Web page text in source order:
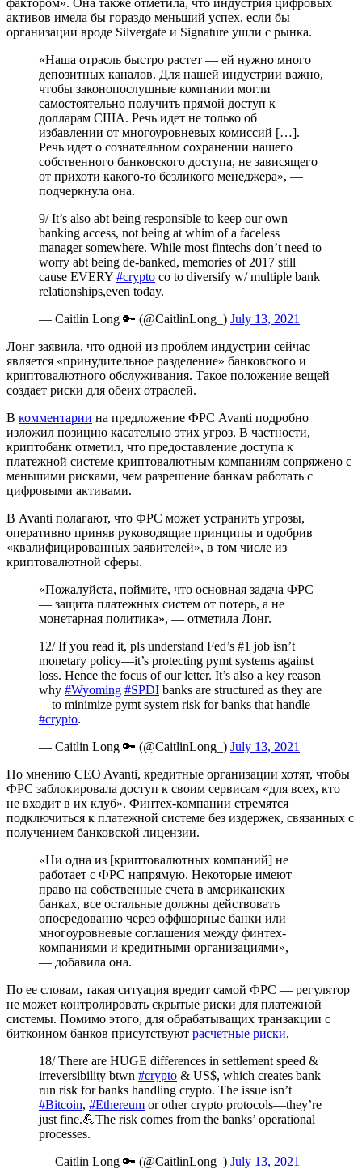
активов имела бы гораздо меньший успех, если бы
организации вроде Silvergate и Signature ушли с рынка.
«Наша отрасль быстро растет — ей нужно много
депозитных каналов. Для нашей индустрии важно,
чтобы законопослушные компании могли
самостоятельно получить прямой доступ к
долларам США. Речь идет не только об
избавлении от многоуровневых комиссий […].
Речь идет о сознательном сохранении нашего
собственного банковского доступа, не зависящего
от прихоти какого-то безликого менеджера», —
подчеркнула она.
9/ It’s also abt being responsible to keep our own
banking access, not being at whim of a faceless
manager somewhere. While most fintechs don’t need to
worry abt being de-banked, memories of 2017 still
cause EVERY #crypto co to diversify w/ multiple bank
relationships,even today.
— Caitlin Long 🔑 (@CaitlinLong_) July 13, 2021
Лонг заявила, что одной из проблем индустрии сейчас
является «принудительное разделение» банковского и
криптовалютного обслуживания. Такое положение вещей
создает риски для обеих отраслей.
В комментарии на предложение ФРС Avanti подробно
изложил позицию касательно этих угроз. В частности,
криптобанк отметил, что предоставление доступа к
платежной системе криптовалютным компаниям сопряжено с
меньшими рисками, чем разрешение банкам работать с
цифровыми активами.
В Avanti полагают, что ФРС может устранить угрозы,
оперативно приняв руководящие принципы и одобрив
«квалифицированных заявителей», в том числе из
криптовалютной сферы.
«Пожалуйста, поймите, что основная задача ФРС
— защита платежных систем от потерь, а не
монетарная политика», — отметила Лонг.
12/ If you read it, pls understand Fed’s #1 job isn’t
monetary policy—it’s protecting pymt systems against
loss. Hence the focus of our letter. It’s also a key reason
why #Wyoming #SPDI banks are structured as they are
—to minimize pymt system risk for banks that handle
#crypto.
— Caitlin Long 🔑 (@CaitlinLong_) July 13, 2021
По мнению CEO Avanti, кредитные организации хотят, чтобы
ФРС заблокировала доступ к своим сервисам «для всех, кто
не входит в их клуб». Финтех-компании стремятся
подключиться к платежной системе без издержек, связанных с
получением банковской лицензии.
«Ни одна из [криптовалютных компаний] не
работает с ФРС напрямую. Некоторые имеют
право на собственные счета в американских
банках, все остальные должны действовать
опосредованно через оффшорные банки или
многоуровневые соглашения между финтех-
компаниями и кредитными организациями»,
— добавила она.
По ее словам, такая ситуация вредит самой ФРС — регулятор
не может контролировать скрытые риски для платежной
системы. Помимо этого, для обрабатыващих транзакции с
биткоином банков присутствуют расчетные риски.
18/ There are HUGE differences in settlement speed &
irreversibility btwn #crypto & US$, which creates bank
run risk for banks handling crypto. The issue isn’t
#Bitcoin, #Ethereum or other crypto protocols—they’re
just fine.💪The risk comes from the banks’ operational
processes.
— Caitlin Long 🔑 (@CaitlinLong_) July 13, 2021